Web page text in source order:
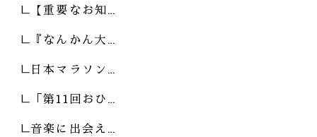
【重要なお知…
『なんかん大…
日本マラソン…
「第11回おひ…
音楽に出会え…